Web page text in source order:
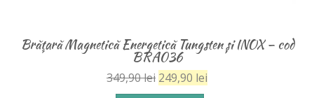
Brăţară Magnetică Terapeutică CUPRU – cod
BRA023
199,90lei 149,90 lei